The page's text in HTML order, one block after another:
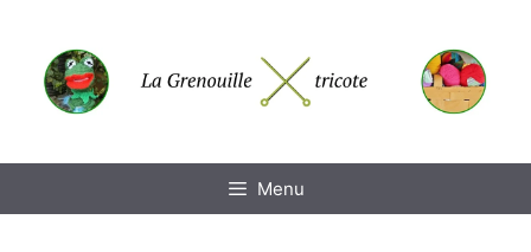
contenu
Menu